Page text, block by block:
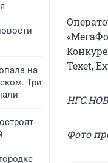
на
Три
Texet,
Фото